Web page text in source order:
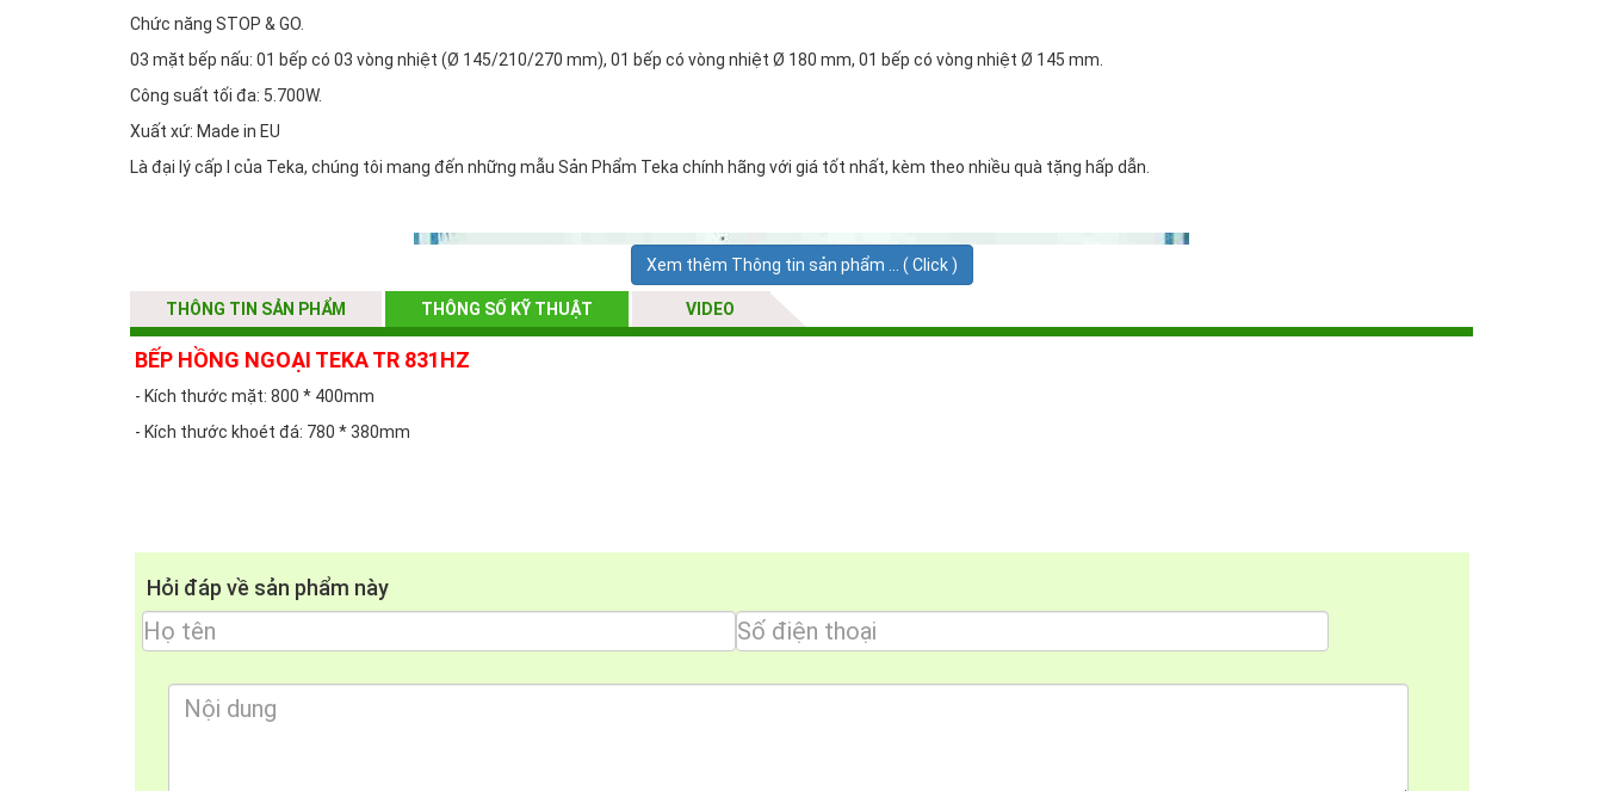
Chức năng STOP & GO.
03 mặt bếp nấu: 01 bếp có 03 vòng nhiệt (Ø 145/210/270 mm), 01 bếp có vòng nhiệt Ø 180 mm, 01 bếp có vòng nhiệt Ø 145 mm.
Công suất tối đa: 5.700W.
Xuất xứ: Made in EU
Là đại lý cấp I của Teka, chúng tôi mang đến những mẫu Sản Phẩm Teka chính hãng với giá tốt nhất, kèm theo nhiều quà tặng hấp dẫn.
Xem thêm Thông tin sản phẩm ... ( Click )
THÔNG TIN SẢN PHẨM THÔNG SỐ KỸ THUẬT VIDEO
BẾP HỒNG NGOẠI TEKA TR 831HZ
- Kích thước mặt: 800 * 400mm
- Kích thước khoét đá: 780 * 380mm
Hỏi đáp về sản phẩm này